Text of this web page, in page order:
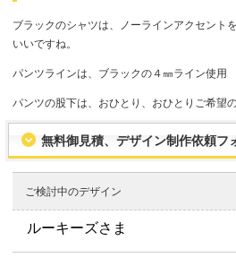
ブラックのシャツは、ノーラインアクセント
いいですね。
パンツラインは、ブラックの４㎜ライン使用
パンツの股下は、おひとり、おひとりご希望
無料御見積、デザイン制作依頼フ
ご検討中のデザイン